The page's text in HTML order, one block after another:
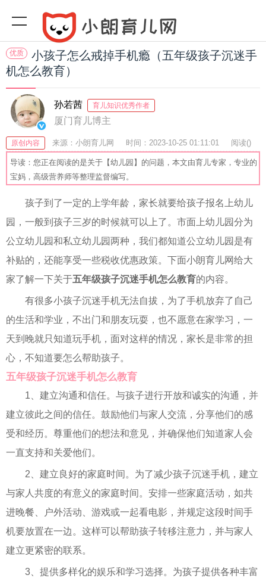
优质
小孩子怎么戒掉手机瘾（五年级孩子沉迷手
机怎么教育）
孙若茜 育儿知识优秀作者
厦门育儿博主
原创内容 来源：小朗育儿网 时间：2023-10-25 01:11:01 阅读()
收藏：40 分享：54 爆
导读：您正在阅读的是关于【幼儿园】的问题，本文由育儿专家，专业的
宝妈，高级营养师等整理监督编写。
孩子到了一定的上学年龄，家长就要给孩子报名上幼儿
园，一般到孩子三岁的时候就可以上了。市面上幼儿园分为
公立幼儿园和私立幼儿园两种，我们都知道公立幼儿园是有
补贴的，还能享受一些税收优惠政策。下面小朗育儿网给大
家了解一下关于五年级孩子沉迷手机怎么教育的内容。
有很多小孩子沉迷手机无法自拔，为了手机放弃了自己
的生活和学业，不出门和朋友玩耍，也不愿意在家学习，一
天到晚就只知道玩手机，面对这样的情况，家长是非常的担
心，不知道要怎么帮助孩子。
五年级孩子沉迷手机怎么教育
1、建立沟通和信任。与孩子进行开放和诚实的沟通，并
建立彼此之间的信任。鼓励他们与家人交流，分享他们的感
受和经历。尊重他们的想法和意见，并确保他们知道家人会
一直支持和关爱他们。
2、建立良好的家庭时间。为了减少孩子沉迷手机，建立
与家人共度的有意义的家庭时间。安排一些家庭活动，如共
进晚餐、户外活动、游戏或一起看电影，并规定这段时间手
机要放置在一边。这样可以帮助孩子转移注意力，并与家人
建立更紧密的联系。
3、提供多样化的娱乐和学习选择。为孩子提供各种丰富